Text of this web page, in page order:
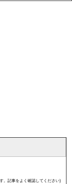
。記事をよく確認してください)